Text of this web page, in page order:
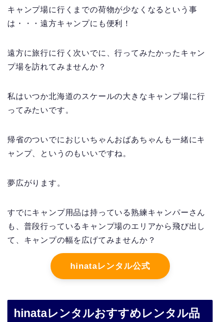
キャンプ場に行くまでの荷物が少なくなるという事
は・・・遠方キャンプにも便利！
遠方に旅行に行く次いでに、行ってみたかったキャン
プ場を訪れてみませんか？
私はいつか北海道のスケールの大きなキャンプ場に行
ってみたいです。
帰省のついでにおじいちゃんおばあちゃんも一緒にキ
ャンプ、というのもいいですね。
夢広がります。
すでにキャンプ用品は持っている熟練キャンパーさん
も、普段行っているキャンプ場のエリアから飛び出し
て、キャンプの幅を広げてみませんか？
hinataレンタル公式
hinataレンタルおすすめレンタル品